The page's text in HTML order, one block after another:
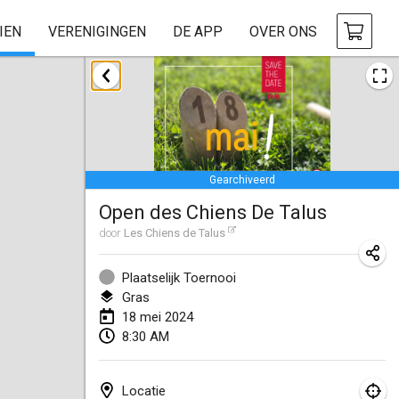
VERENIGINGEN DE APP OVER ONS
Gearchiveerd
Open des Chiens De Talus
door Les Chiens de Talus
Plaatselijk Toernooi
Gras
18 mei 2024
8:30 AM
Locatie
januari 2024
20 jan. 2024 | Duitsland
Indoor Polish Open 2024 - Singles
20 jan. 2024|Polen
Open de Boulay Triplette
20 jan. 2024|Frankrijk
Tournoi Mixte ASPTTOM
20 jan. 2024